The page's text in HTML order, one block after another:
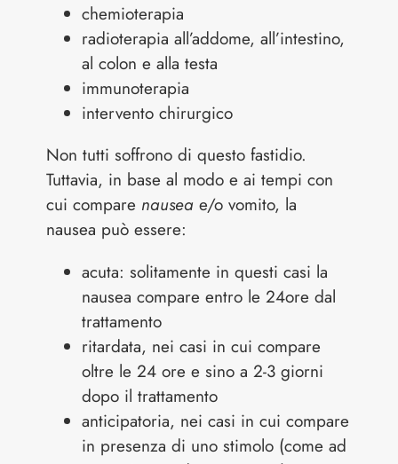
chemioterapia
radioterapia all’addome, all’intestino,
al colon e alla testa
immunoterapia
intervento chirurgico
Non tutti soffrono di questo fastidio.
Tuttavia, in base al modo e ai tempi con
cui compare nausea e/o vomito, la
nausea può essere:
acuta: solitamente in questi casi la
nausea compare entro le 24ore dal
trattamento
ritardata, nei casi in cui compare
oltre le 24 ore e sino a 2-3 giorni
dopo il trattamento
anticipatoria, nei casi in cui compare
in presenza di uno stimolo (come ad